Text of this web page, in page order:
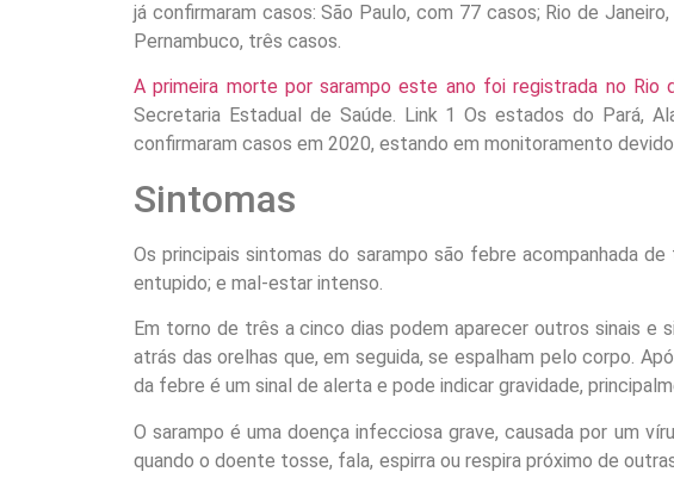
já confirmaram casos: São Paulo, com 77 casos; Rio de
Pernambuco, três casos.
A primeira morte por sarampo este ano foi registrada no Rio
Secretaria Estadual de Saúde. Link 1 Os estados do Pará,
confirmaram casos em 2020, estando em monitoramento
Sintomas
Os principais sintomas do sarampo são febre acompanhada
entupido; e mal-estar intenso.
Em torno de três a cinco dias podem aparecer outros sinais e
atrás das orelhas que, em seguida, se espalham pelo corpo.
da febre é um sinal de alerta e pode indicar gravidade,
O sarampo é uma doença infecciosa grave, causada por um
quando o doente tosse, fala, espirra ou respira próximo de